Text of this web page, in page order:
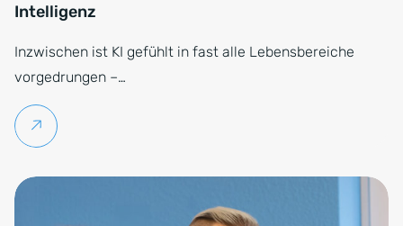
Intelligenz
Inzwischen ist KI gefühlt in fast alle Lebensbereiche
vorgedrungen –…
Weiterlesen